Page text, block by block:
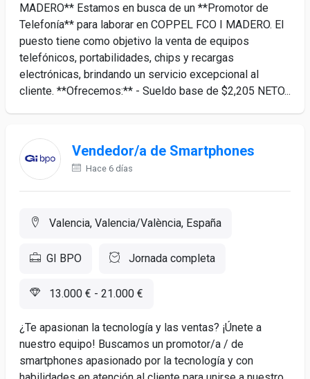
MADERO** Estamos en busca de un **Promotor de
Telefonía** para laborar en COPPEL FCO I MADERO. El
puesto tiene como objetivo la venta de equipos
telefónicos, portabilidades, chips y recargas
electrónicas, brindando un servicio excepcional al
cliente. **Ofrecemos:** - Sueldo base de $2,205 NETO...
Vendedor/a de Smartphones
Hace 6 días
Valencia, Valencia/València, España
GI BPO Jornada completa
13.000 € - 21.000 €
¿Te apasionan la tecnología y las ventas? ¡Únete a
nuestro equipo! Buscamos un promotor/a / de
smartphones apasionado por la tecnología y con